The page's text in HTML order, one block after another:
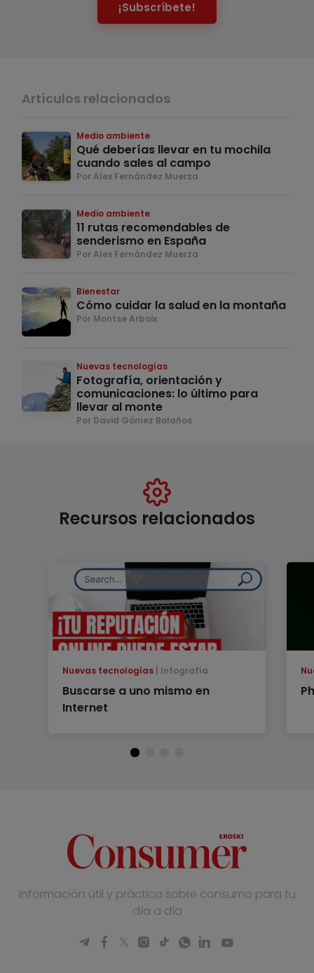
¡Subscríbete!
Artículos relacionados
Medio ambiente
Qué deberías llevar en tu mochila
cuando sales al campo
Por Alex Fernández Muerza
Medio ambiente
11 rutas recomendables de
senderismo en España
Por Alex Fernández Muerza
Bienestar
Cómo cuidar la salud en la montaña
Por Montse Arboix
Nuevas tecnologías
Fotografía, orientación y
comunicaciones: lo último para
llevar al monte
Por David Gómez Bolaños
Recursos relacionados
Nuevas tecnologías Infografía
Buscarse a uno mismo en
Internet
Información útil y práctica sobre consumo para tu
día a día